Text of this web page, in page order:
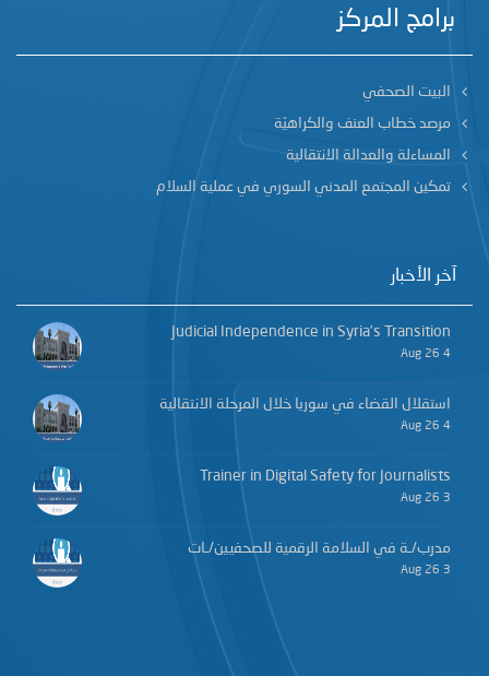
برامج المركز
البيت الصحفي
مرصد خطاب العنف والكراهيّة
المساءلة والعدالة الانتقالية
تمكين المجتمع المدني السوري في عملية السلام
آخر الأخبار
Judicial Independence in Syria’s Transition
4 Aug 26
استقلال القضاء في سوريا خلال المرحلة الانتقالية
4 Aug 26
Trainer in Digital Safety for Journalists
3 Aug 26
مدرب/ـة في السلامة الرقمية للصحفيين/ـات
3 Aug 26